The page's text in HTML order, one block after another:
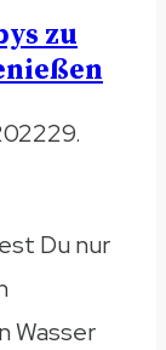
zu
29.
Du nur
Wasser